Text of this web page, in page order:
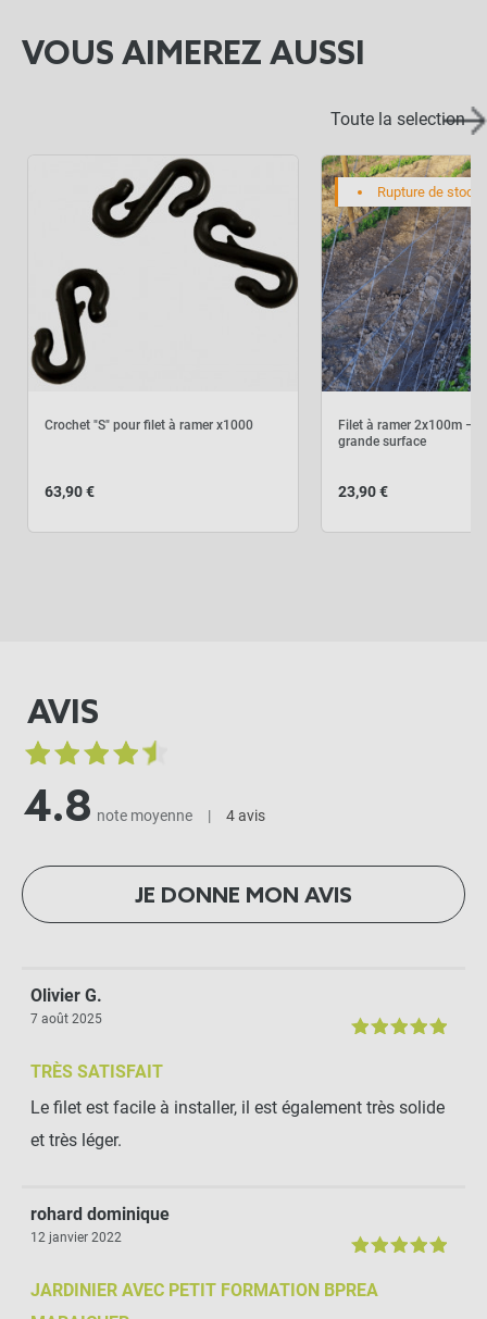
VOUS AIMEREZ AUSSI
Toute la selection
Crochet "S" pour filet à ramer x1000
63,90 €
Rupture de stock
Filet à ramer 2x100m –
grande surface
23,90 €
AVIS
4.8 note moyenne | 4 avis
JE DONNE MON AVIS
Olivier G.
7 août 2025
TRÈS SATISFAIT
Le filet est facile à installer, il est également très solide
et très léger.
rohard dominique
12 janvier 2022
JARDINIER AVEC PETIT FORMATION BPREA